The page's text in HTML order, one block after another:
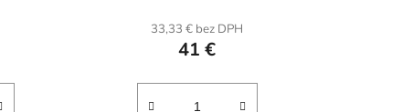
33,33 € bez DPH
41 €